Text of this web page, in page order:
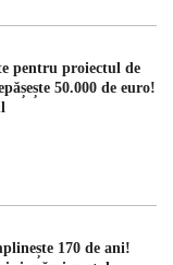
pentru proiectul de
50.000 de euro!
170 de ani!